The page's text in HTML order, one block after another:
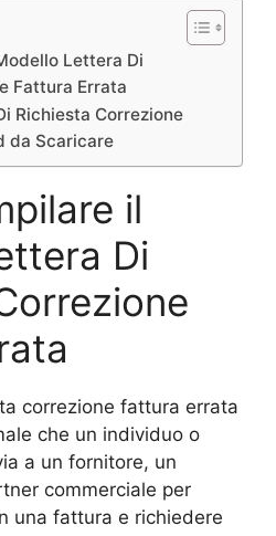
Lettera Di
Fattura Errata
Richiesta Correzione
da Scaricare
il
Di
correzione fattura errata
che un individuo o
a un fornitore, un
commerciale per
una fattura e richiedere